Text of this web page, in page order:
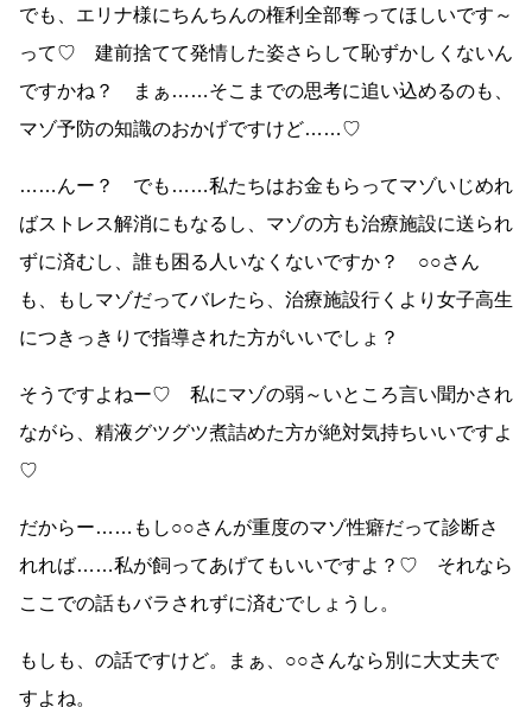
でも、エリナ様にちんちんの権利全部奪ってほしいです～
って♡ 建前捨てて発情した姿さらして恥ずかしくないん
ですかね？ まぁ……そこまでの思考に追い込めるのも、
マゾ予防の知識のおかげですけど……♡
……んー？ でも……私たちはお金もらってマゾいじめれ
ばストレス解消にもなるし、マゾの方も治療施設に送られ
ずに済むし、誰も困る人いなくないですか？ ○○さん
も、もしマゾだってバレたら、治療施設行くより女子高生
につきっきりで指導された方がいいでしょ？
そうですよねー♡ 私にマゾの弱～いところ言い聞かされ
ながら、精液グツグツ煮詰めた方が絶対気持ちいいですよ
♡
だからー……もし○○さんが重度のマゾ性癖だって診断さ
れれば……私が飼ってあげてもいいですよ？♡ それなら
ここでの話もバラされずに済むでしょうし。
もしも、の話ですけど。まぁ、○○さんなら別に大丈夫で
すよね。